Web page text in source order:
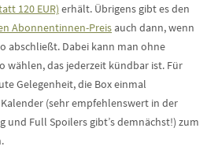
120 EUR) erhält. Übrigens gibt es den
Abonnentinnen-Preis auch dann, wenn
abschließt. Dabei kann man ohne
wählen, das jederzeit kündbar ist. Für
Gelegenheit, die Box einmal
(sehr empfehlenswert in der
und Full Spoilers gibt’s demnächst!) zum